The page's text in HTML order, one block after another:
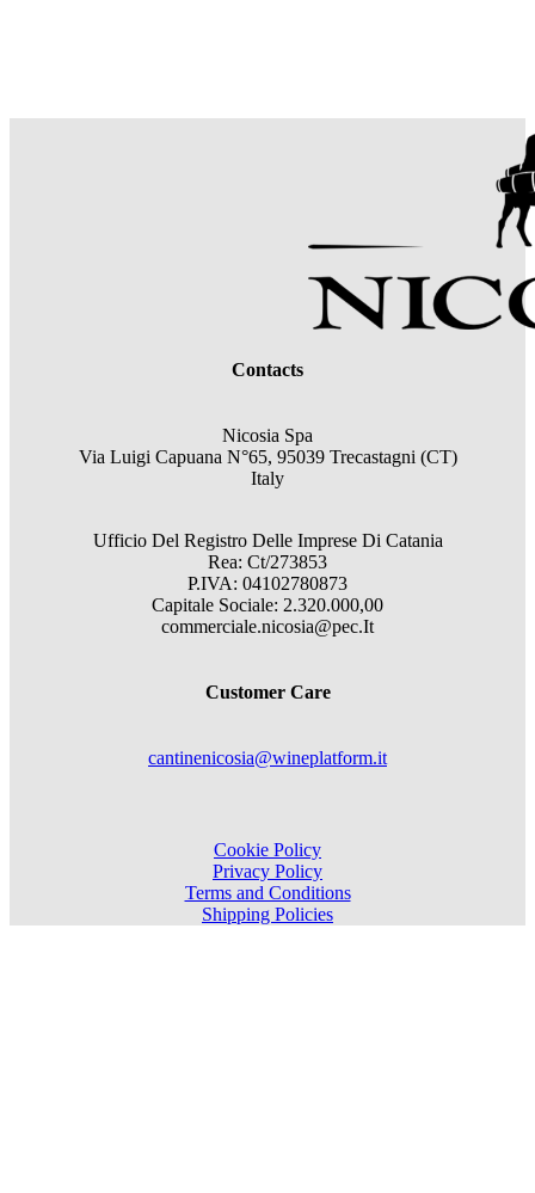
Contacts
Nicosia Spa
Via Luigi Capuana N°65, 95039 Trecastagni (CT)
Italy
Ufficio Del Registro Delle Imprese Di Catania
Rea: Ct/273853
P.IVA: 04102780873
Capitale Sociale: 2.320.000,00
commerciale.nicosia@pec.It
Customer Care
cantinenicosia@wineplatform.it
Cookie Policy
Privacy Policy
Terms and Conditions
Shipping Policies